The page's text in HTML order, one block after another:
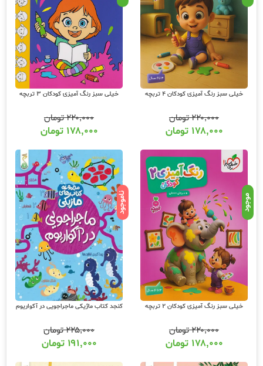
خیلی سبز رنگ آمیزی کودکان 4 تربچه
۲۲۰,۰۰۰تومان
۱۷۸,۰۰۰ تومان
خیلی سبز رنگ آمیزی کودکان 3 تربچه
۲۲۰,۰۰۰تومان
۱۷۸,۰۰۰ تومان
موجود
خیلی سبز رنگ آمیزی کودکان 2 تربچه
۲۲۰,۰۰۰تومان
۱۷۸,۰۰۰ تومان
ناموجود
کنجد کتاب ماژیکی ماجراجویی در آکواریوم
۲۲۵,۰۰۰تومان
۱۹۱,۰۰۰ تومان